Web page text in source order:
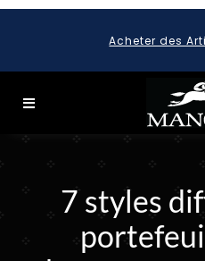
content
Acheter des
Toggle
SEARCH7 styles